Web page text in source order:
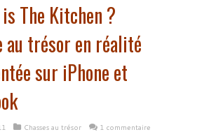
The Kitchen ?
au trésor en réalité
sur iPhone et
Chasses au trésor 1 commentaire